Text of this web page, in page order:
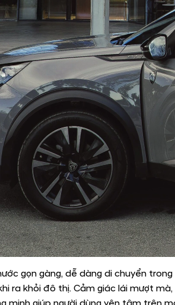
gọn gàng, dễ dàng di chuyển
ra khỏi đô thị. Cảm giác lái mượt